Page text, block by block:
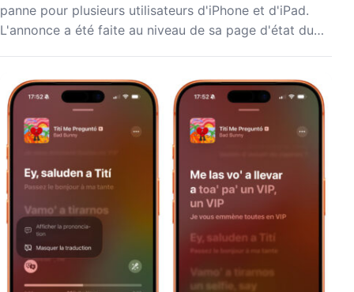
panne pour plusieurs utilisateurs d'iPhone et d'iPad.
L'annonce a été faite au niveau de sa page d'état du…